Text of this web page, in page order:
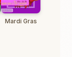
Mardi Gras